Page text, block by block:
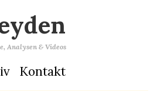
Analysen & Videos
Kontakt